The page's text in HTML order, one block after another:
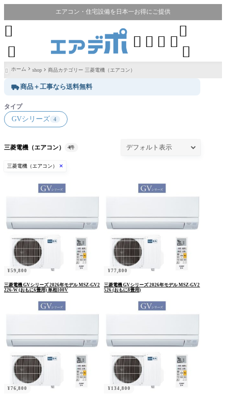
エアコン・住宅設備を日本一お得にご提供
   




 ホーム shop 商品カテゴリー 三菱電機（エアコン）
商品＋工事なら送料無料
タイプ
GVシリーズ 4
三菱電機（エアコン） 4件
三菱電機（エアコン） ✕
¥59,800
三菱電機 GVシリーズ 2026年モデル MSZ-GV2
226-W (おもに6畳用) 単相100V
¥ 77,800
三菱電機 GVシリーズ 2026年モデル MSZ-GV2
526 (おもに8畳用)
¥76,800 ¥ 134,800